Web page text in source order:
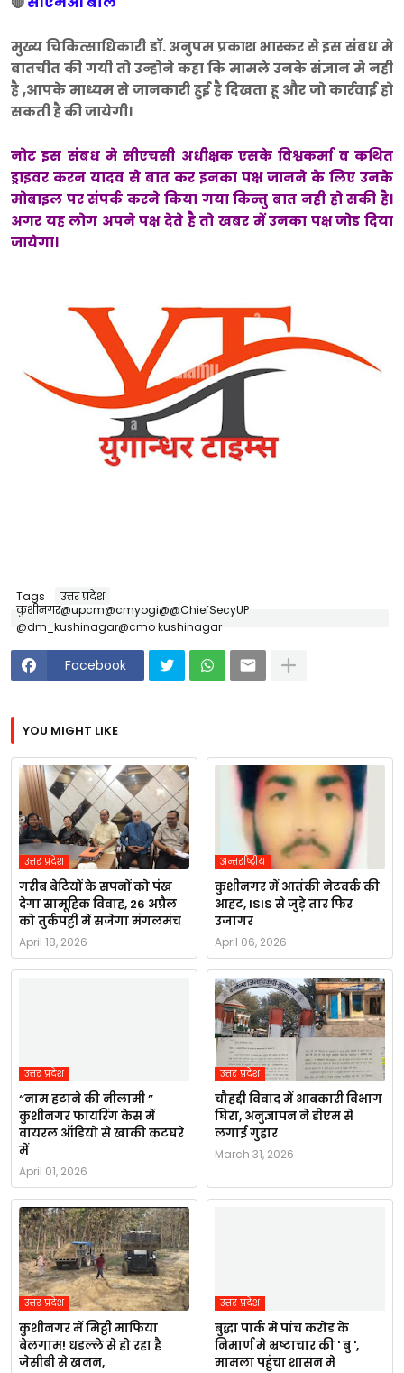
मुख्य चिकित्साधिकारी डाॅ. अनुपम प्रकाश भास्कर से इस संबध मे
बातचीत की गयी तो उन्होने कहा कि मामले उनके संज्ञान मे नही
है ,आपके माध्यम से जानकारी हुई है दिखता हू और जो कार्रवाई हो
सकती है की जायेगी।
नोट इस संबध मे सीएचसी अधीक्षक एसके विश्वकर्मा व कथित
ड्राइवर करन यादव से बात कर इनका पक्ष जानने के लिए उनके
मोबाइल पर संपर्क करने किया गया किन्तु बात नही हो सकी है।
अगर यह लोग अपने पक्ष देते है तो खबर में उनका पक्ष जोड दिया
जायेगा।
Tags
उत्तर प्रदेश
कुशीनगर@upcm@cmyogi@@ChiefSecyUP
@dm_kushinagar@cmo kushinagar
Facebook
YOU MIGHT LIKE
उत्तर प्रदेश
गरीब बेटियों के सपनों को पंख
देगा सामूहिक विवाह, 26 अप्रैल
को तुर्कपट्टी में सजेगा मंगलमंच
April 18, 2026
अन्तर्राष्ट्रीय
कुशीनगर में आतंकी नेटवर्क की
आहट, ISIS से जुड़े तार फिर
उजागर
April 06, 2026
उत्तर प्रदेश
“नाम हटाने की नीलामी ”
कुशीनगर फायरिंग केस में
वायरल ऑडियो से खाकी कटघरे
में
April 01, 2026
उत्तर प्रदेश
चौहद्दी विवाद में आबकारी विभाग
घिरा, अनुज्ञापन ने डीएम से
लगाई गुहार
March 31, 2026
उत्तर प्रदेश
कुशीनगर में मिट्टी माफिया
बेलगाम! धडल्ले से हो रहा है
जेसीबी से खनन,
उत्तर प्रदेश
बुद्धा पार्क मे पांच करोड के
निमार्ण मे भ्रष्टाचार की ' बु ',
मामला पहुंचा शासन मे